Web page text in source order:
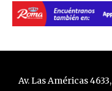
Av. Las Américas